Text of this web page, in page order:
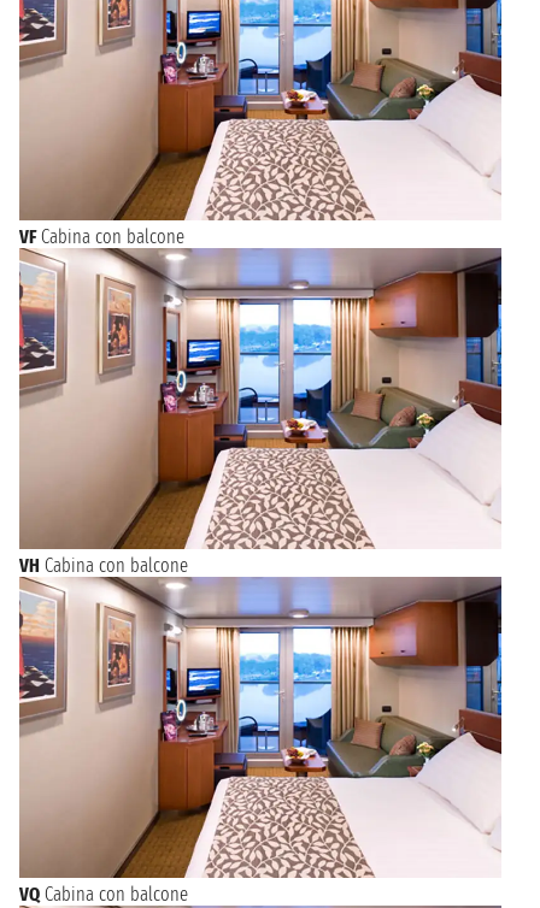
VF Cabina con balcone
VH Cabina con balcone
VQ Cabina con balcone